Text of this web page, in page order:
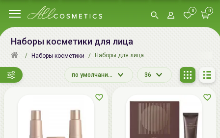
0 0
Наборы косметики для лица
Наборы косметики Наборы для лица
по умолчанию 36